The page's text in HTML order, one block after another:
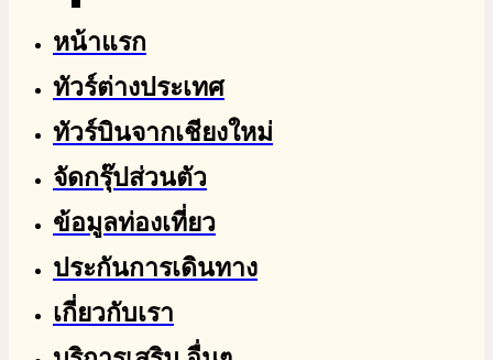
หน้าแรก
ทัวร์ต่างประเทศ
ทัวร์บินจากเชียงใหม่
จัดกรุ๊ปส่วนตัว
ข้อมูลท่องเที่ยว
ประกันการเดินทาง
เกี่ยวกับเรา